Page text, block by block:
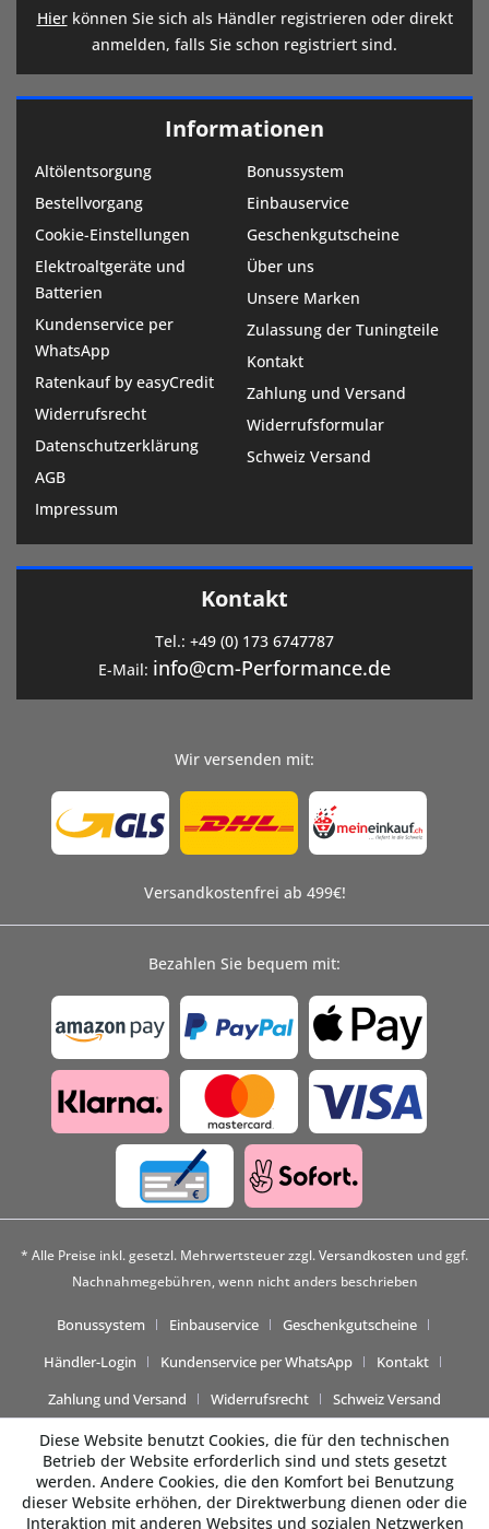
Hierkönnen Sie sich als Händler registrieren oder direkt
anmelden, falls Sie schon registriert sind.
Informationen
Altölentsorgung
Bestellvorgang
Cookie-Einstellungen
Elektroaltgeräte und
Batterien
Kundenservice per
WhatsApp
Ratenkauf by easyCredit
Widerrufsrecht
Datenschutzerklärung
AGB
Impressum
Bonussystem
Einbauservice
Geschenkgutscheine
Über uns
Unsere Marken
Zulassung der Tuningteile
Kontakt
Zahlung und Versand
Widerrufsformular
Schweiz Versand
Kontakt
Tel.: +49 (0) 173 6747787
E-Mail: info@cm-Performance.de
Wir versenden mit:
Versandkostenfrei ab 499€!
Bezahlen Sie bequem mit:
* Alle Preise inkl. gesetzl. Mehrwertsteuer zzgl.Versandkosten und ggf.
Nachnahmegebühren, wenn nicht anders beschrieben
Bonussystem Einbauservice
Geschenkgutscheine
Händler-Login
Kundenservice per WhatsApp
Kontakt
Zahlung und Versand
Widerrufsrecht Schweiz Versand
Diese Website benutzt Cookies, die für den technischen
Betrieb der Website erforderlich sind und stets gesetzt
werden. Andere Cookies, die den Komfort bei Benutzung
dieser Website erhöhen, der Direktwerbung dienen oder die
Interaktion mit anderen Websites und sozialen Netzwerken